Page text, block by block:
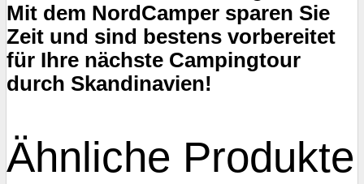
Mit dem NordCamper sparen Sie
Zeit und sind bestens vorbereitet
für Ihre nächste Campingtour
durch Skandinavien!
Ähnliche Produkte